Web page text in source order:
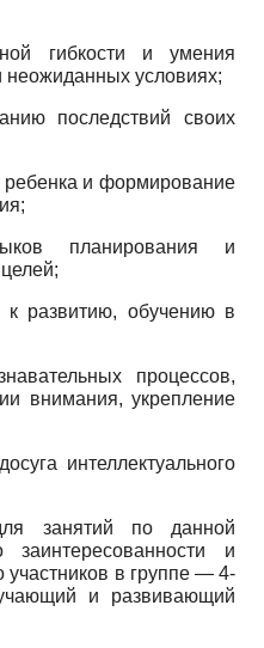
гибкости и умения
неожиданных условиях;
последствий своих
и формирование
планирования и
развитию, обучению в
процессов,
внимания, укрепление
интеллектуального
занятий по данной
и
участников в группе — 4-
и развивающий